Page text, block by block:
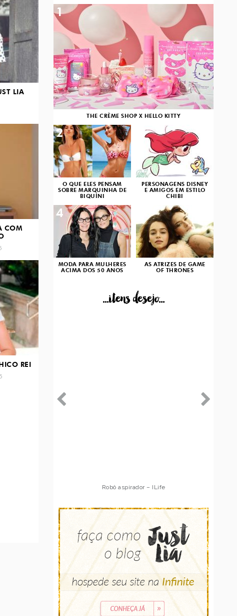
LIA
COM
REI
THE CRÈME SHOP X HELLO KITTY
1
O QUE ELES PENSAM
SOBRE MARQUINHA DE
BIQUÍNI
2
PERSONAGENS DISNEY
E AMIGOS EM ESTILO
CHIBI
3
MODA PARA MULHERES
ACIMA DOS 50 ANOS
4
AS ATRIZES DE GAME
OF THRONES
...itens desejo...
Robô aspirador – Multilaser